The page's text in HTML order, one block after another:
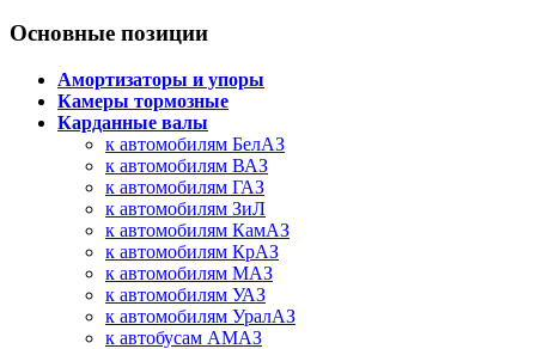
Основные позиции
Амортизаторы и упоры
Камеры тормозные
Карданные валы
к автомобилям БелАЗ
к автомобилям ВАЗ
к автомобилям ГАЗ
к автомобилям ЗиЛ
к автомобилям КамАЗ
к автомобилям КрАЗ
к автомобилям МАЗ
к автомобилям УАЗ
к автомобилям УралАЗ
к автобусам АМАЗ